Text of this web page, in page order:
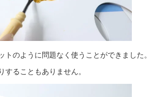
のように問題なく使うことができました。
ることもありません。